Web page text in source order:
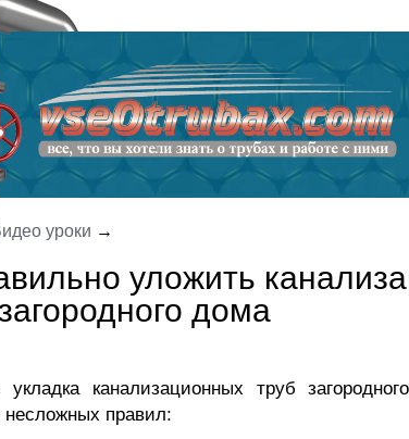
уроки →
уложить
дома
укладка канализационных труб
несложных правил: